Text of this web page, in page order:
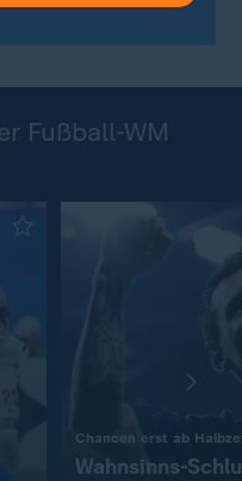
Fußball-WM
Chancen erst ab
Wahnsinns-